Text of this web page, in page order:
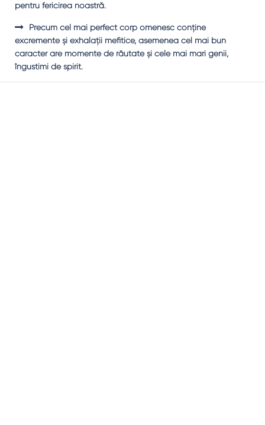
pentru fericirea noastră.
Precum cel mai perfect corp omenesc conţine
excremente şi exhalaţii mefitice, asemenea cel mai bun
caracter are momente de răutate şi cele mai mari genii,
îngustimi de spirit.